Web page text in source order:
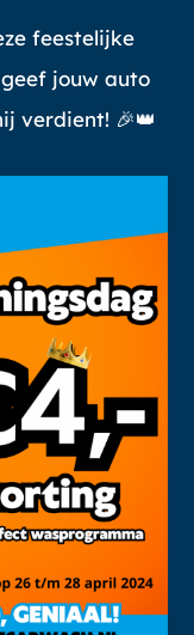
feestelijke
jouw auto
verdient! 🎉👑